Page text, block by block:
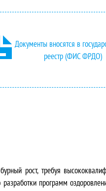
ь
а
с
Документы вносятся в
реестр (ФИС ФРДО)
рост, требуя
программ